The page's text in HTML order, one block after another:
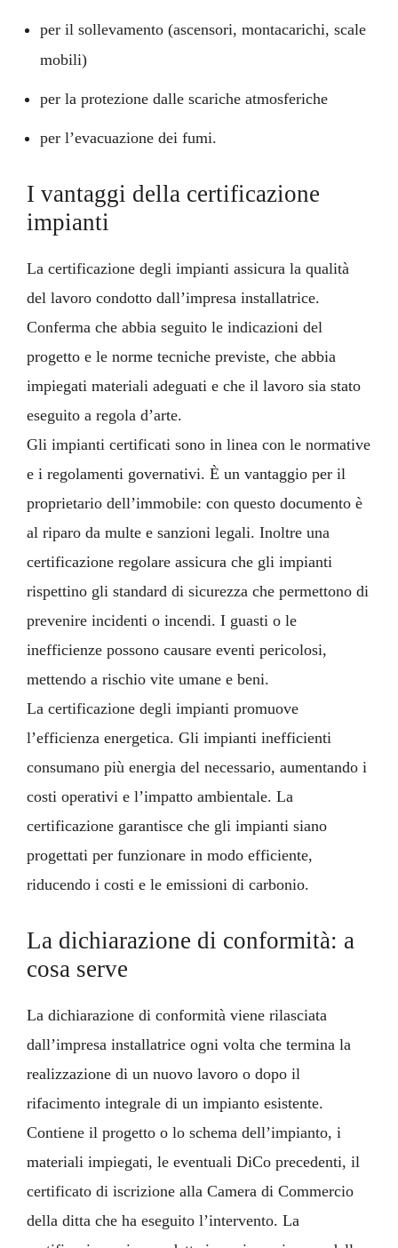
per il sollevamento (ascensori, montacarichi, scale
mobili)
per la protezione dalle scariche atmosferiche
per l’evacuazione dei fumi.
I vantaggi della certificazione
impianti
La certificazione degli impianti assicura la qualità
del lavoro condotto dall’impresa installatrice.
Conferma che abbia seguito le indicazioni del
progetto e le norme tecniche previste, che abbia
impiegati materiali adeguati e che il lavoro sia stato
eseguito a regola d’arte.
Gli impianti certificati sono in linea con le normative
e i regolamenti governativi. È un vantaggio per il
proprietario dell’immobile: con questo documento è
al riparo da multe e sanzioni legali. Inoltre una
certificazione regolare assicura che gli impianti
rispettino gli standard di sicurezza che permettono di
prevenire incidenti o incendi. I guasti o le
inefficienze possono causare eventi pericolosi,
mettendo a rischio vite umane e beni.
La certificazione degli impianti promuove
l’efficienza energetica. Gli impianti inefficienti
consumano più energia del necessario, aumentando i
costi operativi e l’impatto ambientale. La
certificazione garantisce che gli impianti siano
progettati per funzionare in modo efficiente,
riducendo i costi e le emissioni di carbonio.
La dichiarazione di conformità: a
cosa serve
La dichiarazione di conformità viene rilasciata
dall’impresa installatrice ogni volta che termina la
realizzazione di un nuovo lavoro o dopo il
rifacimento integrale di un impianto esistente.
Contiene il progetto o lo schema dell’impianto, i
materiali impiegati, le eventuali DiCo precedenti, il
certificato di iscrizione alla Camera di Commercio
della ditta che ha eseguito l’intervento. La